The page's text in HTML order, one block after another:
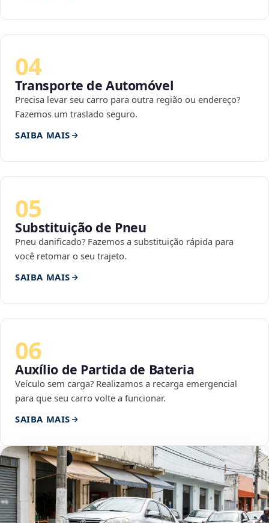
04
Transporte de Automóvel
Precisa levar seu carro para outra região ou endereço?
Fazemos um traslado seguro.
SAIBA MAIS
05
Substituição de Pneu
Pneu danificado? Fazemos a substituição rápida para
você retomar o seu trajeto.
SAIBA MAIS
06
Auxílio de Partida de Bateria
Veículo sem carga? Realizamos a recarga emergencial
para que seu carro volte a funcionar.
SAIBA MAIS